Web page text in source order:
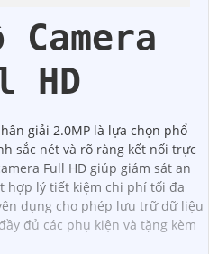
HD
giải 2.0MP là lựa chọn phổ
sắc nét và rõ ràng kết nối trực
Full HD giúp giám sát an
hợp lý tiết kiệm chi phí tối đa
dụng cho phép lưu trữ dữ liệu
đủ các phụ kiện và tặng kèm